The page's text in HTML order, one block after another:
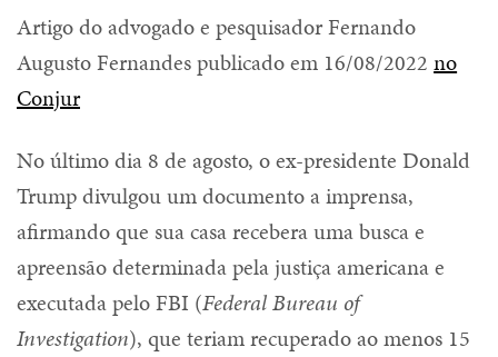
Artigo do advogado e pesquisador Fernando
Augusto Fernandes publicado em 16/08/2022no
Conjur
No último dia 8 de agosto, o ex-presidente Donald
Trump divulgou um documento a imprensa,
afirmando que sua casa recebera uma busca e
apreensão determinada pela justiça americana e
executada pelo FBI (Federal Bureau of
Investigation), que teriam recuperado ao menos 15